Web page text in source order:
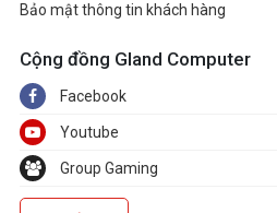
Bảo mật thông tin khách hàng
Cộng đồng Gland Computer
Facebook
Youtube
Group Gaming